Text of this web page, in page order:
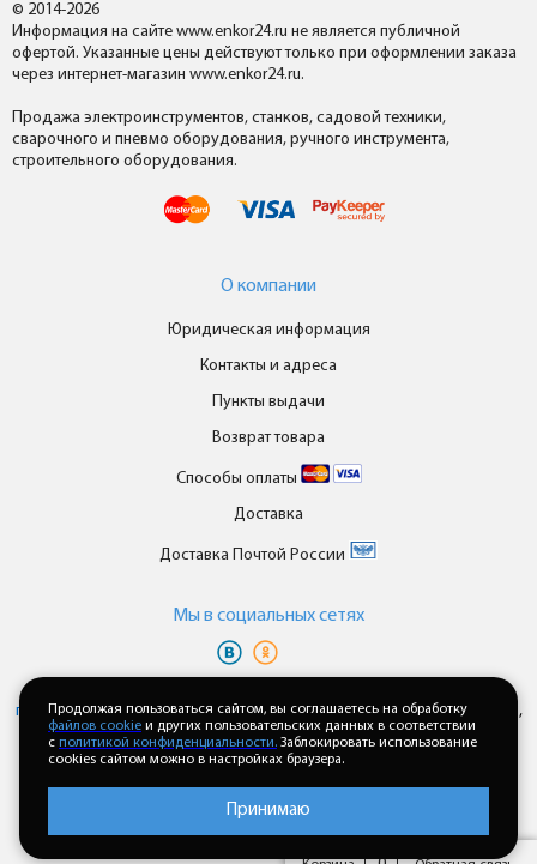
© 2014-2026
Информация на сайте www.enkor24.ru не является публичной
офертой. Указанные цены действуют только при оформлении заказа
через интернет-магазин www.enkor24.ru.
Продажа электроинструментов, станков, садовой техники,
сварочного и пневмо оборудования, ручного инструмента,
строительного оборудования.
О компании
Юридическая информация
Контакты и адреса
Пункты выдачи
Возврат товара
Способы оплаты
Доставка
Доставка Почтой России
Мы в cоциальных сетях
персональных данныхипользовательского соглашениякаждый раз,
когда оставляете свои данные в любой форме обратной связи на
сайте enkor24.ru
Продолжая пользоваться сайтом, вы соглашаетесь на обработку
файлов cookie и других пользовательских данных в соответствии
с политикой конфиденциальности. Заблокировать использование
cookies сайтом можно в настройках браузера.
Принимаю